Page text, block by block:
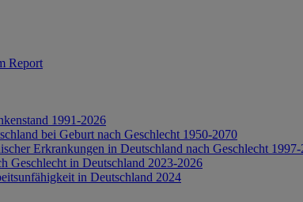
Report
1991-2026
bei Geburt nach Geschlecht 1950-2070
Erkrankungen in Deutschland nach Geschlecht
Geschlecht in Deutschland 2023-2026
in Deutschland 2024